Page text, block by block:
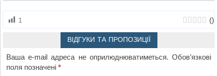
1 ()
ВІДГУКИ ТА ПРОПОЗИЦІЇ
Ваша e-mail адреса не оприлюднюватиметься. Обов’язкові
поля позначені*